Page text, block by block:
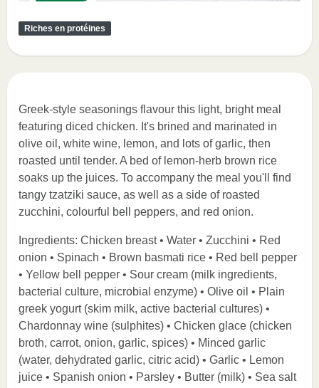
Riches en protéines
Greek-style seasonings flavour this light, bright meal
featuring diced chicken. It's brined and marinated in
olive oil, white wine, lemon, and lots of garlic, then
roasted until tender. A bed of lemon-herb brown rice
soaks up the juices. To accompany the meal you'll find
tangy tzatziki sauce, as well as a side of roasted
zucchini, colourful bell peppers, and red onion.
Ingredients: Chicken breast • Water • Zucchini • Red
onion • Spinach • Brown basmati rice • Red bell pepper
• Yellow bell pepper • Sour cream (milk ingredients,
bacterial culture, microbial enzyme) • Olive oil • Plain
greek yogurt (skim milk, active bacterial cultures) •
Chardonnay wine (sulphites) • Chicken glace (chicken
broth, carrot, onion, garlic, spices) • Minced garlic
(water, dehydrated garlic, citric acid) • Garlic • Lemon
juice • Spanish onion • Parsley • Butter (milk) • Sea salt